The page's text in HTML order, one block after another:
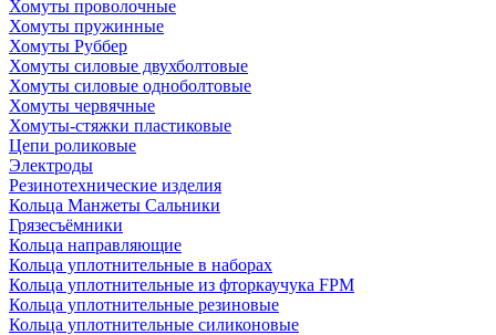
Хомуты проволочные
Хомуты пружинные
Хомуты Руббер
Хомуты силовые двухболтовые
Хомуты силовые одноболтовые
Хомуты червячные
Хомуты-стяжки пластиковые
Цепи роликовые
Электроды
Резинотехнические изделия
Кольца Манжеты Сальники
Грязесъёмники
Кольца направляющие
Кольца уплотнительные в наборах
Кольца уплотнительные из фторкаучука FPM
Кольца уплотнительные резиновые
Кольца уплотнительные силиконовые